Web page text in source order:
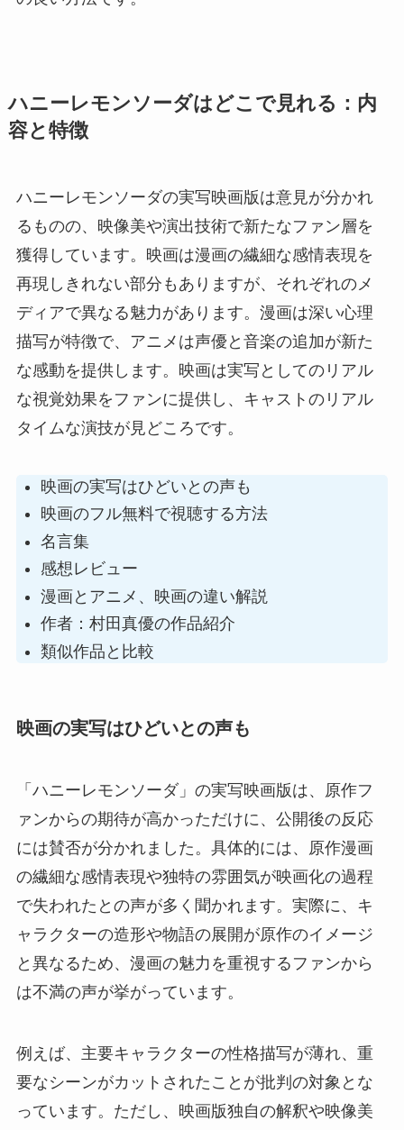
ハニーレモンソーダはどこで見れる：内
容と特徴
ハニーレモンソーダの実写映画版は意見が分かれ
るものの、映像美や演出技術で新たなファン層を
獲得しています。映画は漫画の繊細な感情表現を
再現しきれない部分もありますが、それぞれのメ
ディアで異なる魅力があります。漫画は深い心理
描写が特徴で、アニメは声優と音楽の追加が新た
な感動を提供します。映画は実写としてのリアル
な視覚効果をファンに提供し、キャストのリアル
タイムな演技が見どころです。
映画の実写はひどいとの声も
映画のフル無料で視聴する方法
名言集
感想レビュー
漫画とアニメ、映画の違い解説
作者：村田真優の作品紹介
類似作品と比較
映画の実写はひどいとの声も
「ハニーレモンソーダ」の実写映画版は、原作フ
ァンからの期待が高かっただけに、公開後の反応
には賛否が分かれました。具体的には、原作漫画
の繊細な感情表現や独特の雰囲気が映画化の過程
で失われたとの声が多く聞かれます。実際に、キ
ャラクターの造形や物語の展開が原作のイメージ
と異なるため、漫画の魅力を重視するファンから
は不満の声が挙がっています。
例えば、主要キャラクターの性格描写が薄れ、重
要なシーンがカットされたことが批判の対象とな
っています。ただし、映画版独自の解釈や映像美